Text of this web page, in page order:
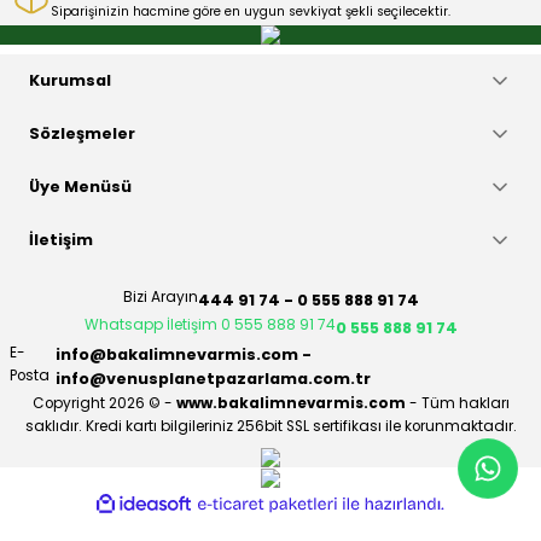
Siparişinizin hacmine göre en uygun sevkiyat şekli seçilecektir.
Kurumsal
Sözleşmeler
Üye Menüsü
İletişim
Bizi Arayın444 91 74 - 0 555 888 91 74
Whatsapp İletişim 0 555 888 91 740 555 888 91 74
E-
Posta
info@bakalimnevarmis.com -
info@venusplanetpazarlama.com.tr
Copyright 2026 © - www.bakalimnevarmis.com - Tüm hakları
saklıdır. Kredi kartı bilgileriniz 256bit SSL sertifikası ile korunmaktadır.
ideasoft
e-